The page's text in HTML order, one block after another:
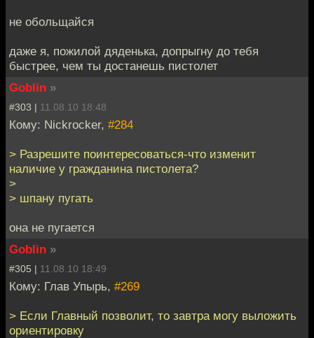
не обольщайся
даже я, пожилой дяденька, допрыгну до тебя
быстрее, чем ты достанешь пистолет
Goblin »
#303 | 11.08.10 18:48
Кому: Nickrocker, #284
> Разрешите поинтересоваться-что изменит
наличие у гражданина пистолета?
>
> шпану пугать
она не пугается
Goblin »
#305 | 11.08.10 18:49
Кому: Глав Упырь, #269
> Если Главный позволит, то завтра могу выложить
ориентировку